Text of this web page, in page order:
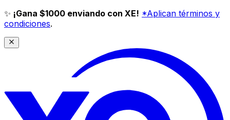
✨ ¡Gana $1000 enviando con XE! *Aplican términos y
condiciones.